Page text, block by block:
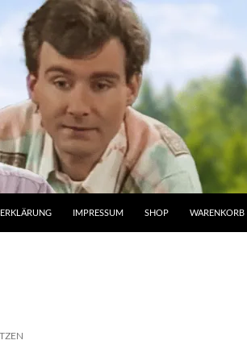
IMPRESSUM SHOP WARENKORB